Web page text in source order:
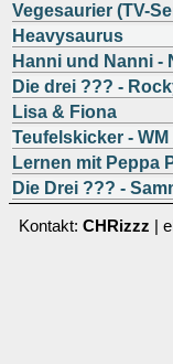
Vegesaurier (TV-
Heavysaurus
Hanni und Nanni -
Die drei ??? -
Lisa & Fiona
Teufelskicker - WM
Lernen mit Peppa
Die Drei ??? -
Kontakt: CHRizzz |